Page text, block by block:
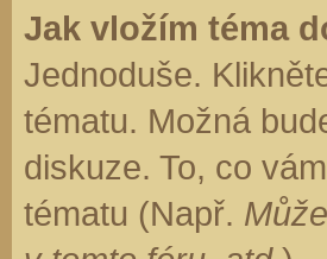
Jak vložím téma
Jednoduše.
tématu. Možná
diskuze. To, co
tématu (Např.